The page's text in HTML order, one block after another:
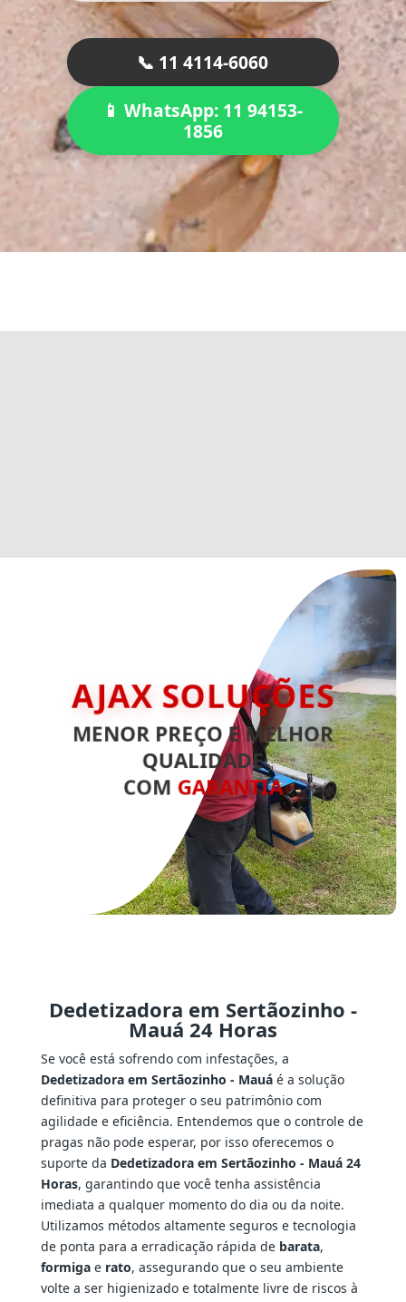
📞 11 4114-6060
📱 WhatsApp: 11 94153-
1856
AJAX SOLUÇÕES
MENOR PREÇO E MELHOR
QUALIDADE
COM GARANTIA
Dedetizadora em Sertãozinho -
Mauá 24 Horas
Se você está sofrendo com infestações, a
Dedetizadora em Sertãozinho - Mauáé a solução
definitiva para proteger o seu patrimônio com
agilidade e eficiência. Entendemos que o controle de
pragas não pode esperar, por isso oferecemos o
suporte da Dedetizadora em Sertãozinho - Mauá 24
Horas, garantindo que você tenha assistência
imediata a qualquer momento do dia ou da noite.
Utilizamos métodos altamente seguros e tecnologia
de ponta para a erradicação rápida de barata,
formigae rato, assegurando que o seu ambiente
volte a ser higienizado e totalmente livre de riscos à